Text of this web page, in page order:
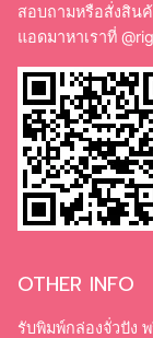
สอบถามหรือสั่งสิน
แอดมาหาเราที่
OTHER INFO
รับพิมพ์กล่องจั่วปัง